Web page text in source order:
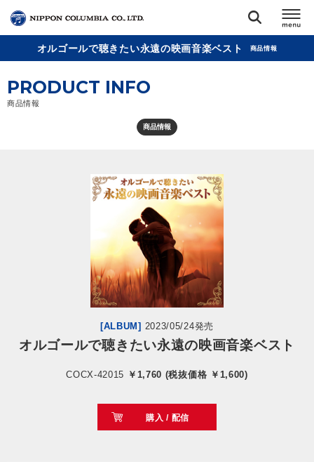
リリース
会社情報
オルゴールで聴きたい永遠の映画音楽ベスト 商品情報
PRODUCT INFO
商品情報
商品情報
[ALBUM] 2023/05/24発売
オルゴールで聴きたい永遠の映画音楽ベスト
COCX-42015 ￥1,760 (税抜価格 ￥1,600)
購入 / 配信